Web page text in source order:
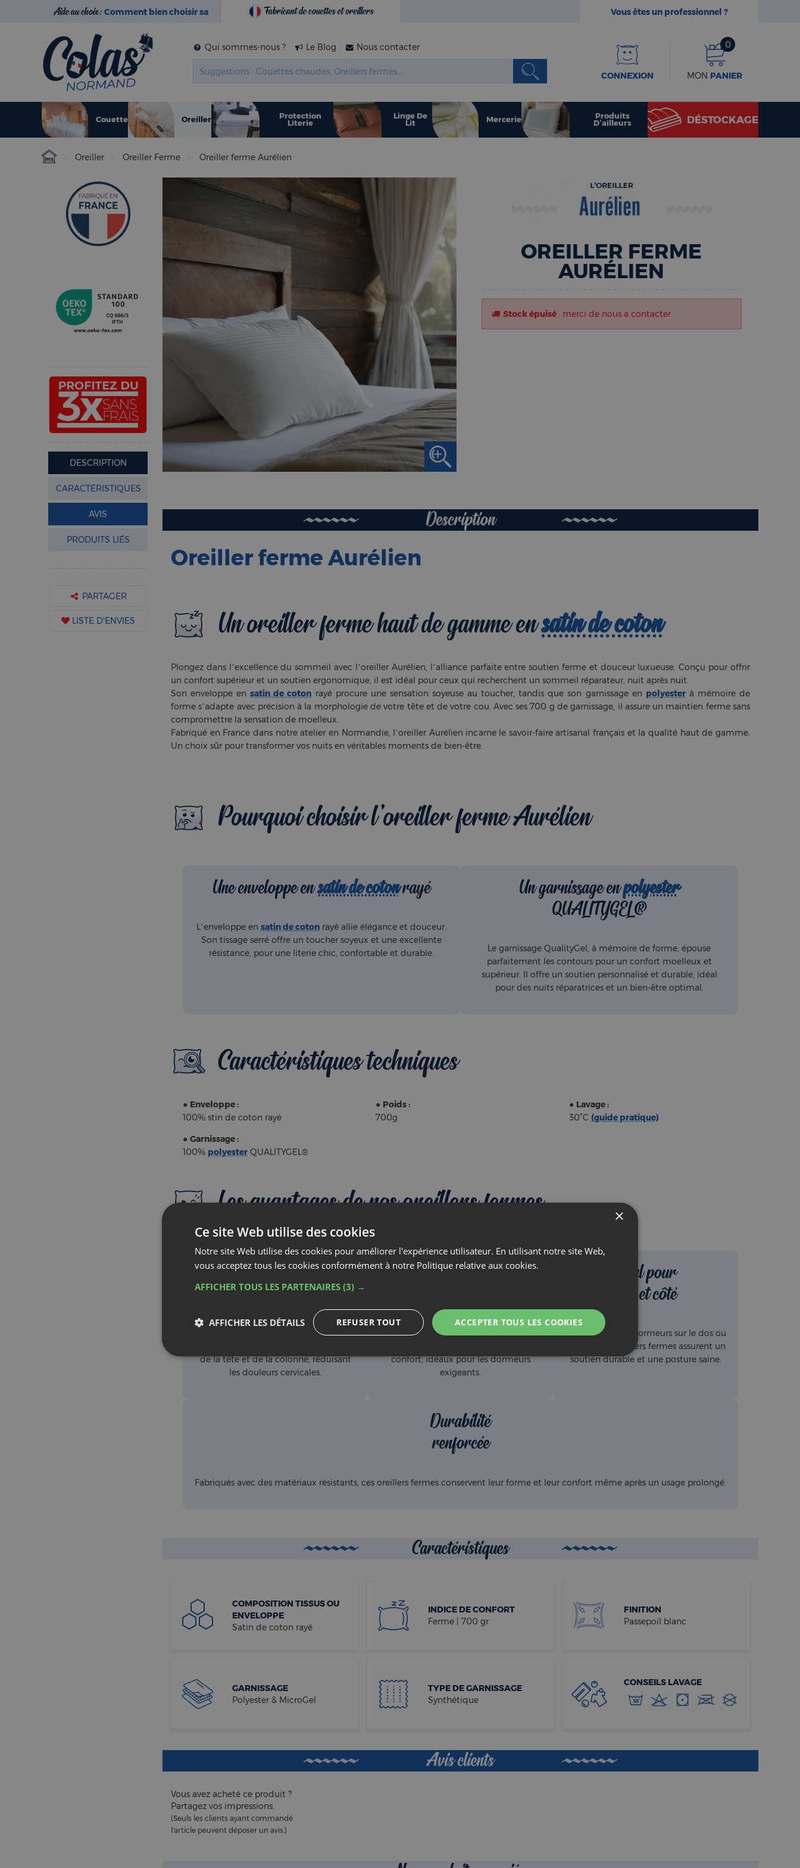
Aide au choix : Comment bien choisir sa
literie ?
Fabricant de couettes et oreillers Vous êtes un professionnel ?
Qui sommes-nous ? Le Blog Nous contacter
CONNEXION MON PANIER
0
Couette Oreiller
Protection
Literie
Linge De
Lit
Mercerie
Produits
D’ailleurs
DÉSTOCKAGE
Oreiller Oreiller Ferme Oreiller ferme Aurélien
DESCRIPTION
CARACTÉRISTIQUES
AVIS
PRODUITS LIÉS
PARTAGER
LISTE D'ENVIES
OREILLER FERME
AURÉLIEN
Stock épuisé : merci de nous a contacter
Description
Oreiller ferme Aurélien
Un oreiller ferme haut de gamme ensatin de coton
Plongez dans l’excellence du sommeil avec l’oreiller Aurélien, l’alliance parfaite entre soutien ferme et douceur luxueuse. Conçu pour offrir
un confort supérieur et un soutien ergonomique, il est idéal pour ceux qui recherchent un sommeil réparateur, nuit après nuit.
Son enveloppe ensatin de coton rayé procure une sensation soyeuse au toucher, tandis que son garnissage en polyesterà mémoire de
forme s’adapte avec précision à la morphologie de votre tête et de votre cou. Avec ses 700 g de garnissage, il assure un maintien ferme sans
compromettre la sensation de moelleux.
Fabriqué en France dans notre atelier en Normandie, l’oreiller Aurélien incarne le savoir-faire artisanal français et la qualité haut de gamme.
Un choix sûr pour transformer vos nuits en véritables moments de bien-être.
Pourquoi choisir l'oreiller ferme Aurélien
Une enveloppe ensatin de cotonrayé
L’enveloppe ensatin de coton rayé allie élégance et douceur.
Son tissage serré offre un toucher soyeux et une excellente
résistance, pour une literie chic, confortable et durable.
Un garnissage enpolyester
QUALITYGEL®
Le garnissage QualityGel, à mémoire de forme, épouse
parfaitement les contours pour un confort moelleux et
supérieur. Il offre un soutien personnalisé et durable, idéal
pour des nuits réparatrices et un bien-être optimal.
Caractéristiques techniques
● Enveloppe :
100% stin de coton rayé
● Garnissage :
100% polyester QUALITYGEL®
● Poids :
700g
● Lavage :
30°C (guide pratique)
Les avantages de nos oreillers fermes
Soutien
maximal
Nos oreillers fermes offrent un soutien
de la tête et de la colonne, réduisant
les douleurs cervicales.
Maintien
Conçus pour un maintien optimal, ces
confort, idéaux pour les dormeurs
exigeants.
Idéal pour
dos et côté
Parfaits pour les dormeurs sur le dos ou
le côté, nos oreillers fermes assurent un
soutien durable et une posture saine.
Durabilité
renforcée
Fabriqués avec des matériaux résistants, ces oreillers fermes conservent leur forme et leur confort même après un usage prolongé.
Caractéristiques
COMPOSITION TISSUS OU
ENVELOPPE
Satin de coton rayé
INDICE DE CONFORT
Ferme | 700 gr
FINITION
Passepoil blanc
GARNISSAGE
Polyester & MicroGel
TYPE DE GARNISSAGE
Synthétique
CONSEILS LAVAGE
Avis clients
Vous avez acheté ce produit ?
Partagez vos impressions.
(Seuls les clients ayant commandé
l'article peuvent déposer un avis.)